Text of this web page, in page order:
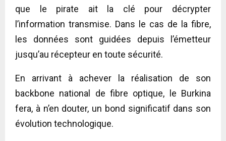
que le pirate ait la clé pour décrypter
l’information transmise. Dans le cas de la fibre,
les données sont guidées depuis l’émetteur
jusqu’au récepteur en toute sécurité.
En arrivant à achever la réalisation de son
backbone national de fibre optique, le Burkina
fera, à n’en douter, un bond significatif dans son
évolution technologique.